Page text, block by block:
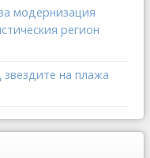
модернизация
регион
звездите на плажа